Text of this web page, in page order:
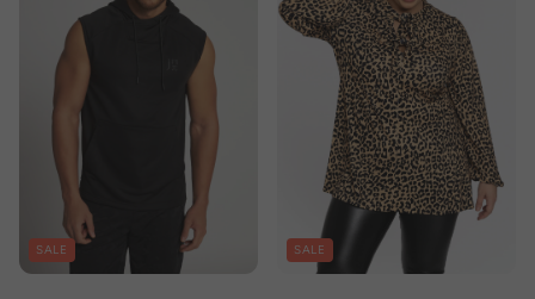
SALE SALE